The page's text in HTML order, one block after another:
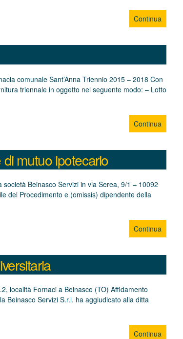
Continua
comunale Sant’Anna Triennio 2015 – 2018 Con
triennale in oggetto nel seguente modo: – Lotto
Continua
mutuo ipotecario
Beinasco Servizi in via Serea, 9/1 – 10092
del Procedimento e (omissis) dipendente della
Continua
località Fornaci a Beinasco (TO) Affidamento
Beinasco Servizi S.r.l. ha aggiudicato alla ditta
Continua